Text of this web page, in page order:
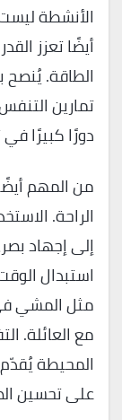
الأنشطة
أيضًا تعزز
تمارين
دورًا كبيرًا في
من المهم
الراحة.
إلى إجهاد
استبدال
مثل المشي
مع العائلة.
المحيطة
على تحسين